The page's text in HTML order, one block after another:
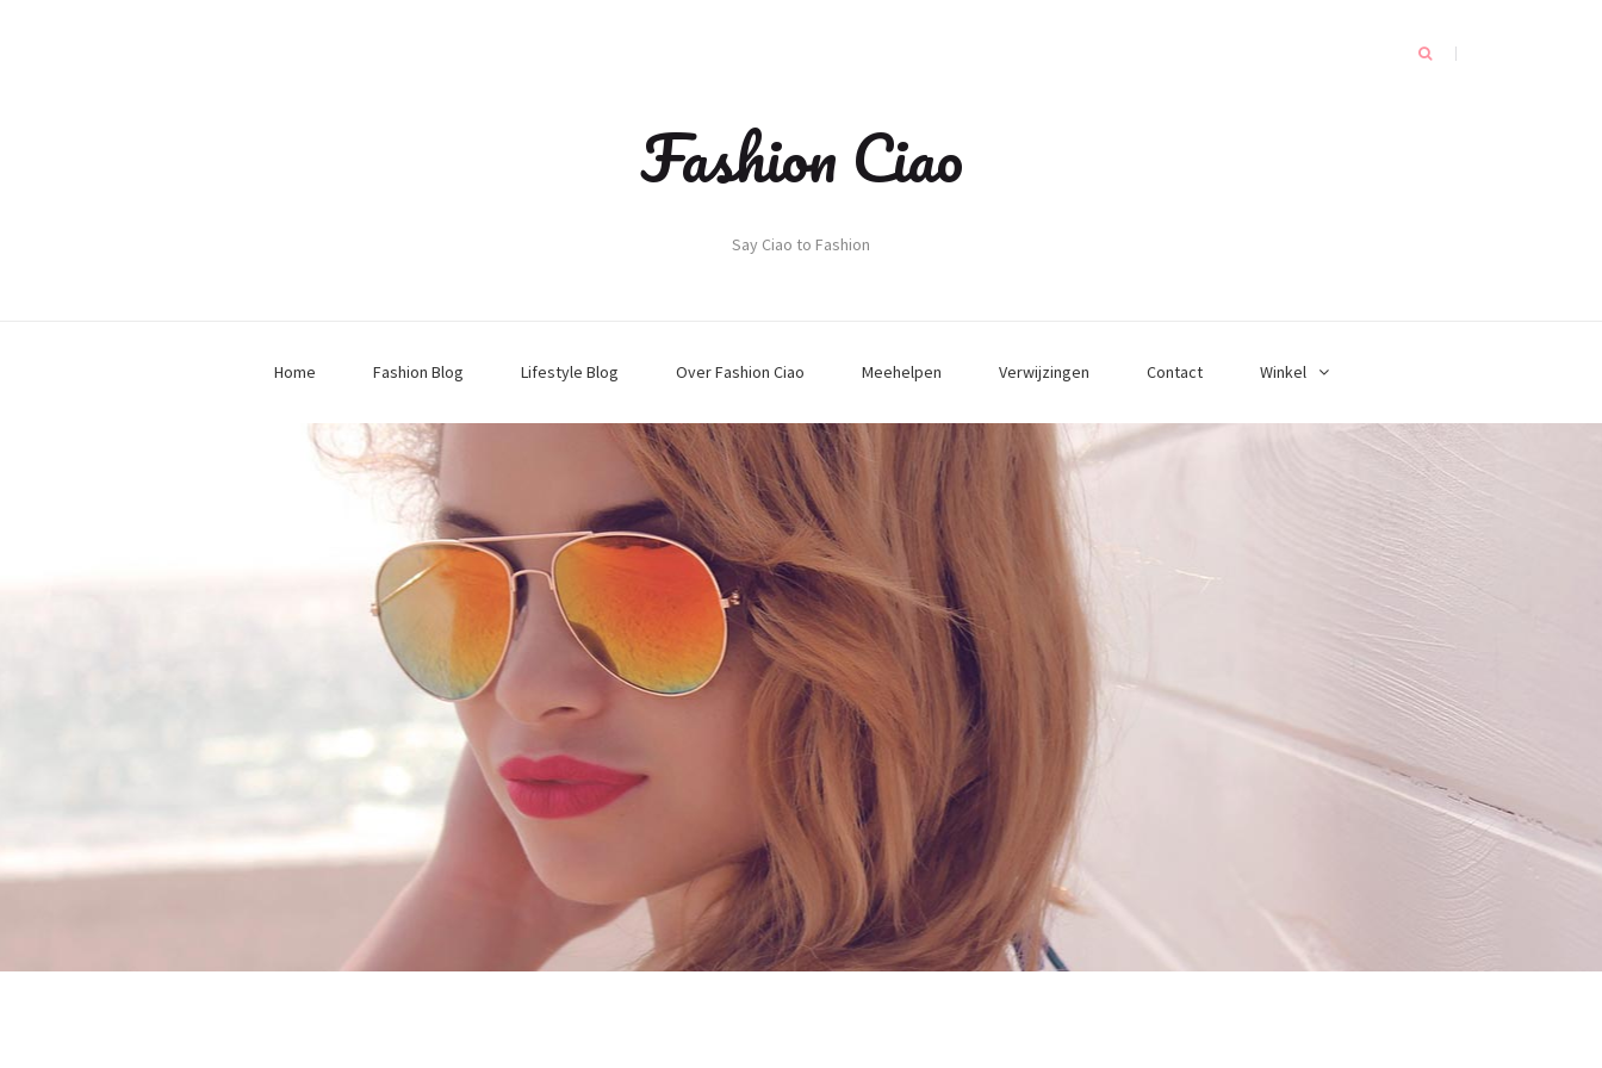
Fashion Ciao
Say Ciao to Fashion
Home Fashion Blog Lifestyle Blog Over Fashion Ciao Meehelpen Verwijzingen Contact Winkel